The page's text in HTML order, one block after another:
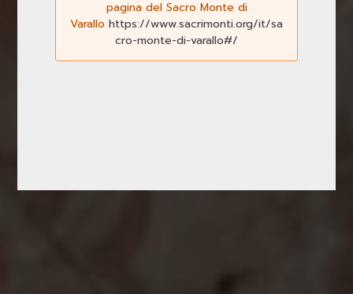
pagina del Sacro Monte di
Varallo https://www.sacrimonti.org/it/sa
cro-monte-di-varallo#/